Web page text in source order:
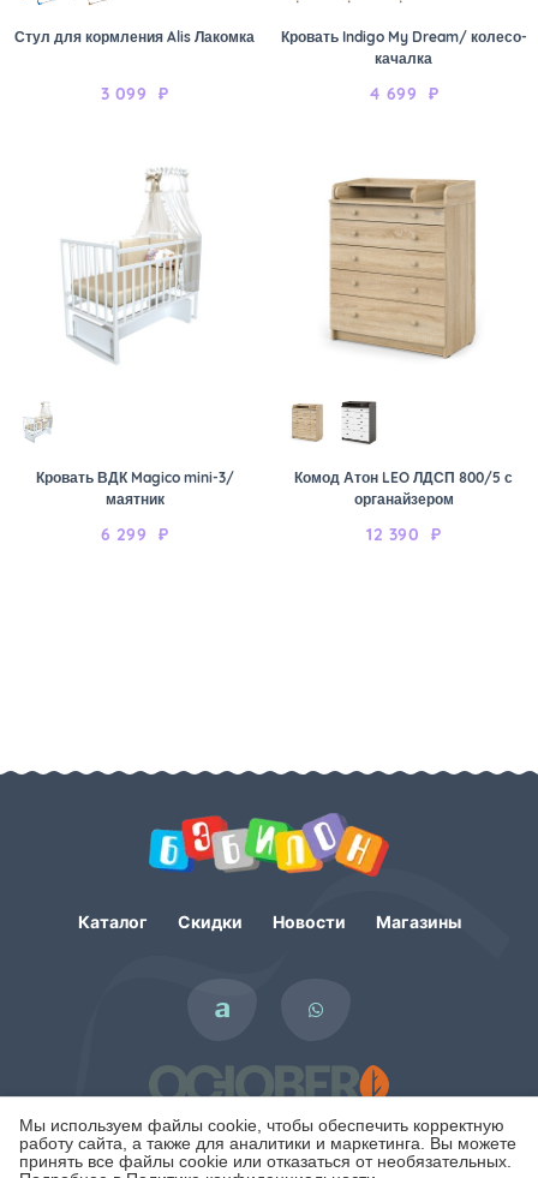
Мы используем файлы cookie, чтобы обеспечить корректную
работу сайта, а также для аналитики и маркетинга. Вы можете
принять все файлы cookie или отказаться от необязательных.
Стул для кормления Alis Лакомка
3 099 ₽
Кровать Indigo My Dream/ колесо-
качалка
4 699 ₽
Кровать ВДК Magico mini-3/
маятник
6 299 ₽
Комод Атон LEO ЛДСП 800/5 с
органайзером
12 390 ₽
Каталог Скидки Новости Магазины